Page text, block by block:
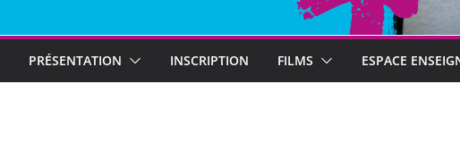
PRÉSENTATION INSCRIPTION FILMS ESPACE